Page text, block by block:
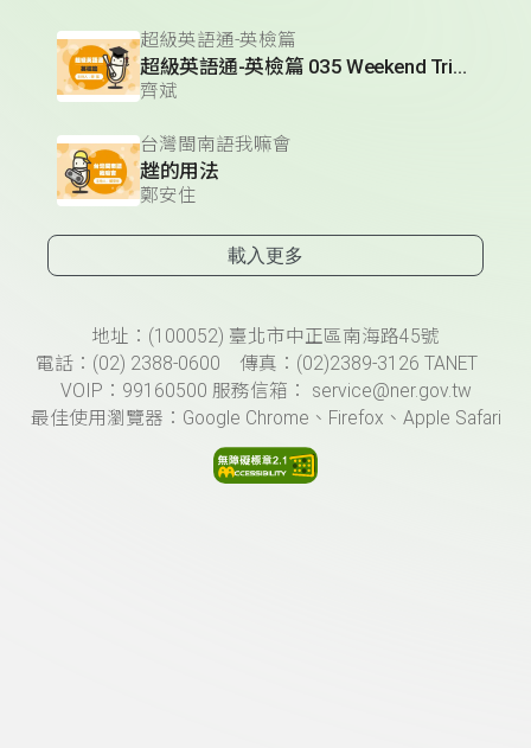
超級英語通-英檢篇
超級英語通-英檢篇 035 Weekend Trip- 週末旅遊
齊斌
台灣閩南語我嘛會
趖的用法
鄭安住
載入更多
頁尾資訊地址：(100052) 臺北市中正區南海路45號
電話：(02) 2388-0600 傳真：(02)2389-3126 TANET
VOIP：99160500 服務信箱： service@ner.gov.tw
最佳使用瀏覽器：Google Chrome、Firefox、Apple Safari